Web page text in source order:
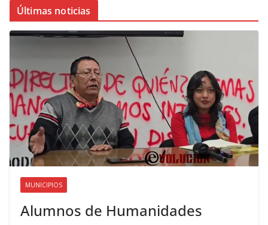
Últimas noticias
MUNICIPIOS
Alumnos de Humanidades